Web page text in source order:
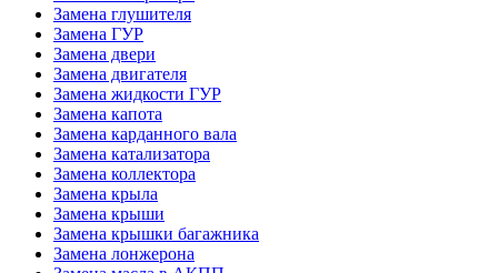
Замена глушителя
Замена ГУР
Замена двери
Замена двигателя
Замена жидкости ГУР
Замена капота
Замена карданного вала
Замена катализатора
Замена коллектора
Замена крыла
Замена крыши
Замена крышки багажника
Замена лонжерона